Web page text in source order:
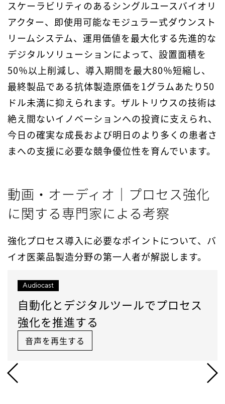
スケーラビリティのあるシングルユースバイオリ
アクター、即使用可能なモジュラー式ダウンスト
リームシステム、運用価値を最大化する先進的な
デジタルソリューションによって、設置面積を
50％以上削減し、導入期間を最大80％短縮し、
最終製品である抗体製造原価を1グラムあたり50
ドル未満に抑えられます。ザルトリウスの技術は
絶え間ないイノベーションへの投資に支えられ、
今日の確実な成長および明日のより多くの患者さ
まへの支援に必要な競争優位性を育んでいます。
動画・オーディオ｜プロセス強化
に関する専門家による考察
強化プロセス導入に必要なポイントについて、バ
イオ医薬品製造分野の第一人者が解説します。
Audiocast
自動化とデジタルツールでプロセス
強化を推進する
音声を再生する